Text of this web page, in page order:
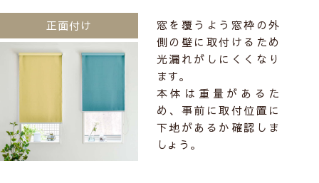
正面付け
窓を覆うよう窓枠の外
側の壁に取付けるため
光漏れがしにくくなり
ます。
本体は重量があるた
め、事前に取付位置に
下地があるか確認しま
しょう。